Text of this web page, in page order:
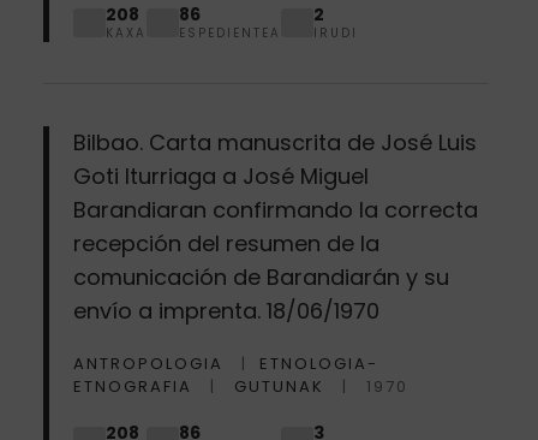
208
KAXA
86
ESPEDIENTEA
2
IRUDI
Bilbao. Carta manuscrita de José Luis
Goti Iturriaga a José Miguel
Barandiaran confirmando la correcta
recepción del resumen de la
comunicación de Barandiarán y su
envío a imprenta. 18/06/1970
ANTROPOLOGIA
ETNOLOGIA-
ETNOGRAFIA
GUTUNAK 1970
208 86 3